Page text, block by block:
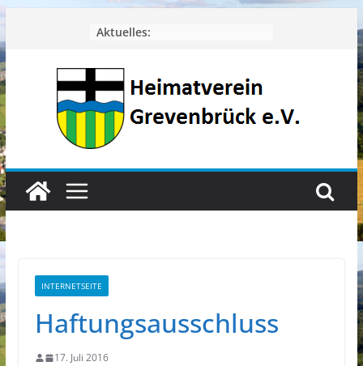
Zum
Inhalt
springen
Aktuelles:
INTERNETSEITE
Haftungsausschluss
17. Juli 2016